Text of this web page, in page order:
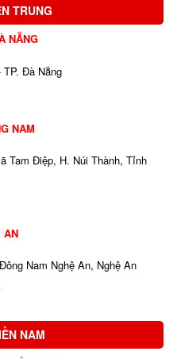
TRUNG
NẴNG
Đà Nẵng
NAM
Tam Điệp, H. Núi Thành, Tỉnh
AN
Nam Nghệ An, Nghệ An
NAM